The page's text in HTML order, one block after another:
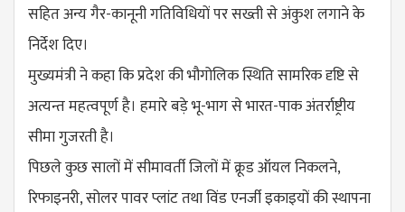
सहित अन्य गैर-कानूनी गतिविधियाें पर सख्ती से अंकुश लगाने के
निर्देश दिए।
मुख्यमंत्री ने कहा कि प्रदेश की भौगोलिक स्थिति सामरिक दृष्टि से
अत्यन्त महत्वपूर्ण है। हमारे बड़े भू-भाग से भारत-पाक अंतर्राष्ट्रीय
सीमा गुजरती है।
पिछले कुछ सालों में सीमावर्ती जिलों में क्रूड ऑयल निकलने,
रिफाइनरी, सोलर पावर प्लांट तथा विंड एनर्जी इकाइयों की स्थापना